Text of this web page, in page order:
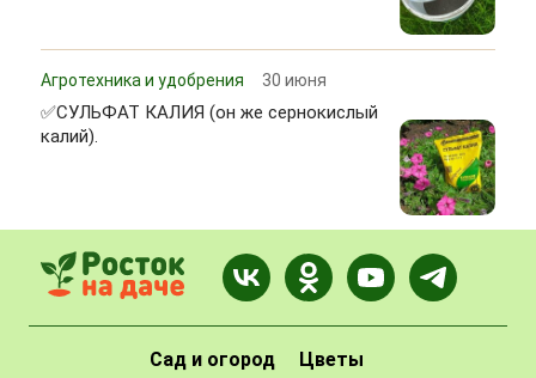
Агротехника и удобрения 30 июня
✅СУЛЬФАТ КАЛИЯ (он же сернокислый
калий).
Сад и огород Цветы